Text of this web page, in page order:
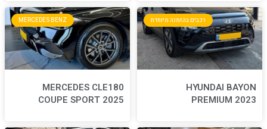
MERCEDES BENZ
MERCEDES CLE180
COUPE SPORT 2025